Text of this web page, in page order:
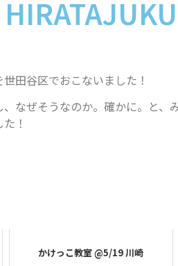
HIRATAJUKU
田谷区でおこないました！
なぜそうなのか。確かに。と、
！
かけっこ教室 @5/19 川崎